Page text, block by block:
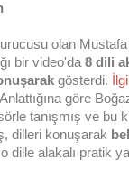
olan
bir video'da 8 dili
gösterdi.
göre
tanışmış ve bu
dilleri konuşarak
dille alakalı pratik